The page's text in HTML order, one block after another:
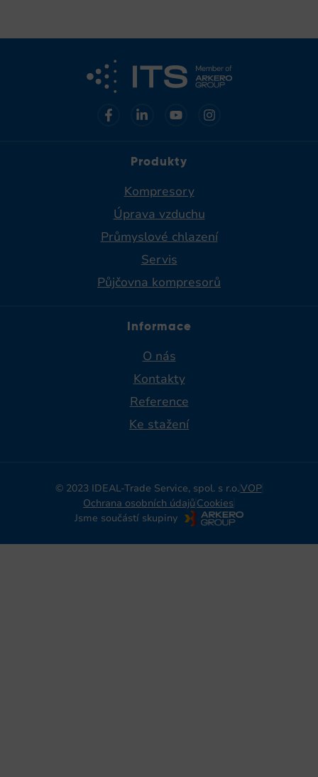
Produkty
Kompresory
Úprava vzduchu
Průmyslové chlazení
Servis
Půjčovna kompresorů
Informace
O nás
Kontakty
Reference
Ke stažení
© 2023 IDEAL-Trade Service, spol. s r.o.VOP
Ochrana osobních údajů Cookies
Jsme součástí skupiny